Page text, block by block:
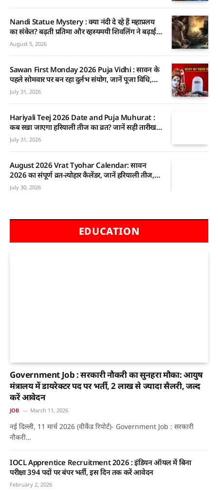
Nandi Statue Mystery : क्या नंदी दे रहे हैं महाप्रलय
का संकेत? बढ़ती प्रतिमा और रहस्यमयी शिवलिंग ने बढ़ाई
जिज्ञासा
August 5, 2026
Sawan First Monday 2026 Puja Vidhi : सावन के
पहले सोमवार पर बन रहा दुर्लभ संयोग, जानें पूजा विधि,
शुभ मुहूर्त और शिव कृपा पाने का आसान तरीका
July 31, 2026
Hariyali Teej 2026 Date and Puja Muhurat :
कब रखा जाएगा हरियाली तीज का व्रत? जानें सही तारीख,
शुभ मुहूर्त और पूजा का महत्व
July 31, 2026
August 2026 Vrat Tyohar Calendar: सावन
2026 का संपूर्ण व्रत-त्योहार कैलेंडर, जानें हरियाली तीज,
शिवरात्रि, रक्षाबंधन और ग्रहण की तारीखें
July 30, 2026
EDUCATION
Government Job : सरकारी नौकरी का सुनहरा मौका: आयुष
मंत्रालय में डायरेक्टर पद पर भर्ती, 2 लाख से ज्यादा सैलरी, जल्द
करें आवेदन
JOB March 11, 2026
नई दिल्ली, 11 मार्च 2026 (वीकैंड रिपोर्ट)- Government Job : सरकारी
नौकरी…
IOCL Apprentice Recruitment 2026 : इंडियन ऑयल में बिना
परीक्षा 394 पदों पर बंपर भर्ती, इस दिन तक करें आवेदन
February 2, 2026